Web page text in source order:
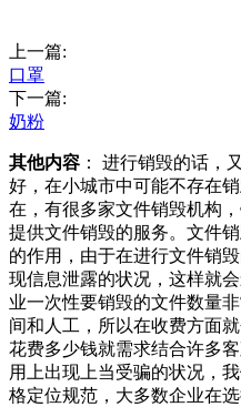
上一篇:
口罩
下一篇:
奶粉
其他内容 ： 进行销毁的话，
好，在小城市中可能不存在
在，有很多家文件销毁机构
提供文件销毁的服务。文件
的作用，由于在进行文件销
现信息泄露的状况，这样就
业一次性要销毁的文件数量
间和人工，所以在收费方面
花费多少钱就需求结合许多
用上出现上当受骗的状况，
格定位规范，大多数企业在